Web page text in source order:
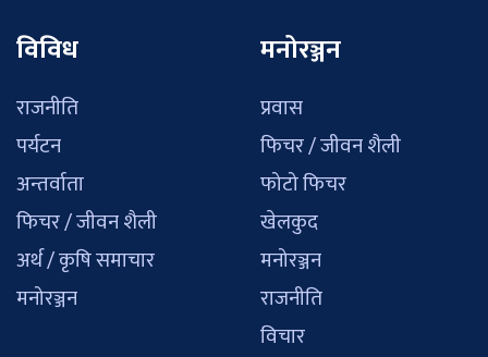
विविध
राजनीति
पर्यटन
अन्तर्वाता
फिचर / जीवन शैली
अर्थ / कृषि समाचार
मनोरञ्जन
मनोरञ्जन
प्रवास
फिचर / जीवन शैली
फोटो फिचर
खेलकुद
मनोरञ्जन
राजनीति
विचार